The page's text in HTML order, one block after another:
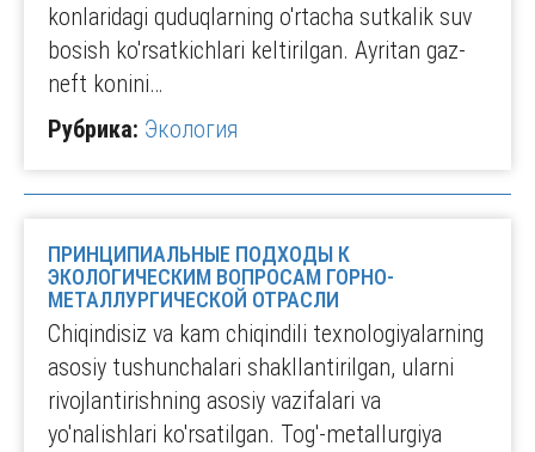
konlaridagi quduqlarning o'rtacha sutkalik suv
bosish ko'rsatkichlari keltirilgan. Ayritan gaz-
neft konini…
Рубрика: Экология
ПРИНЦИПИАЛЬНЫЕ ПОДХОДЫ К
ЭКОЛОГИЧЕСКИМ ВОПРОСАМ ГОРНО-
МЕТАЛЛУРГИЧЕСКОЙ ОТРАСЛИ
Chiqindisiz va kam chiqindili texnologiyalarning
asosiy tushunchalari shakllantirilgan, ularni
rivojlantirishning asosiy vazifalari va
yo'nalishlari ko'rsatilgan. Tog'-metallurgiya